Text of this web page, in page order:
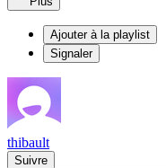
Ajouter à la playlist
Signaler
thibault
Suivre